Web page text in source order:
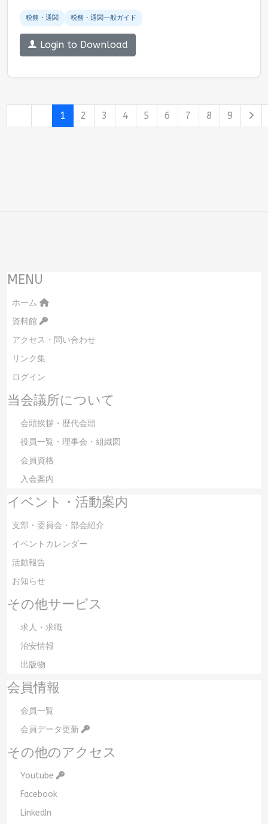
税務・通関 税務・通関一般ガイド
Login to Download
1 2 3 4 5 6 7 8 9
MENU
ホーム
資料館
アクセス・問い合わせ
リンク集
ログイン
当会議所について
会頭挨拶・歴代会頭
役員一覧・理事会・組織図
会員資格
入会案内
イベント・活動案内
支部・委員会・部会紹介
イベントカレンダー
活動報告
お知らせ
その他サービス
求人・求職
治安情報
出版物
会員情報
会員一覧
会員データ更新
その他のアクセス
Youtube
Facebook
LinkedIn